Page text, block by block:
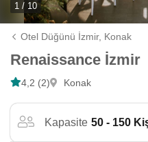
1 / 10
Otel Düğünü İzmir, Konak
Renaissance İzmir
4,2 (2) Konak
Kapasite 50 - 150